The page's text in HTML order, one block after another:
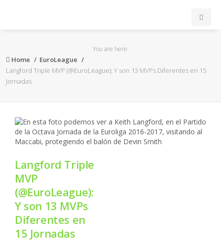
ACB
FEB
FIBA
FORMACIÓN
NBA
You are here:
Home
EuroLeague
Langford Triple MVP (@EuroLeague): Y son 13 MVPs Diferentes en 15
Jornadas
Langford Triple
MVP
(@EuroLeague):
Y son 13 MVPs
Diferentes en
15 Jornadas